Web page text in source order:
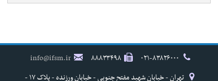
۸۸۸۳۳۴۹۸
info@ifsm.ir
تهران - خیابان شهید مفتح جنوبی - خیابان ورزنده - پلاک ۱۷ -